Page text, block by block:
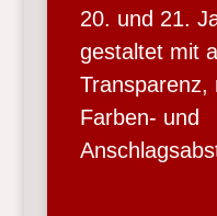
20. und 21.
gestaltet mit
Transparenz,
Farben- und